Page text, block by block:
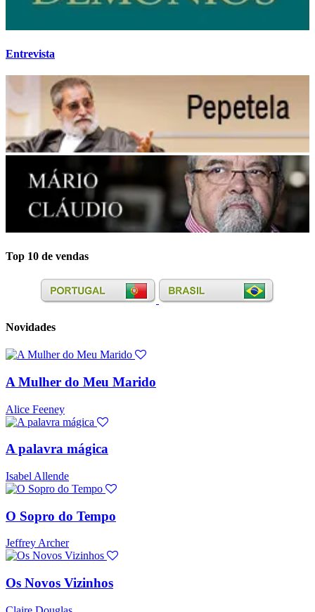
Entrevista
Top 10 de vendas
Novidades
A Mulher do Meu Marido
Alice Feeney
A palavra mágica
Isabel Allende
O Sopro do Tempo
Jeffrey Archer
Os Novos Vizinhos